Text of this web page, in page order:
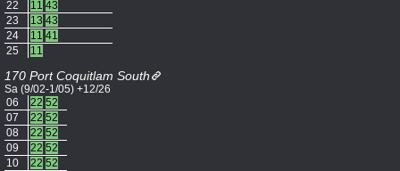
22
11 43
23
13 43
24
11 41
25
11
170 Port Coquitlam South
Sa (9/02-1/05) +12/26
06
22 52
07
22 52
08
22 52
09
22 52
10
22 52